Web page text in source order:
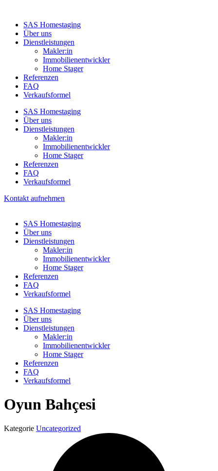
SAS Homestaging
Über uns
Dienstleistungen
Makler:in
Immobilienentwickler
Home Stager
Referenzen
FAQ
Verkaufsformel
SAS Homestaging
Über uns
Dienstleistungen
Makler:in
Immobilienentwickler
Home Stager
Referenzen
FAQ
Verkaufsformel
Kontakt aufnehmen
SAS Homestaging
Über uns
Dienstleistungen
Makler:in
Immobilienentwickler
Home Stager
Referenzen
FAQ
Verkaufsformel
SAS Homestaging
Über uns
Dienstleistungen
Makler:in
Immobilienentwickler
Home Stager
Referenzen
FAQ
Verkaufsformel
Oyun Bahçesi
Kategorie Uncategorized